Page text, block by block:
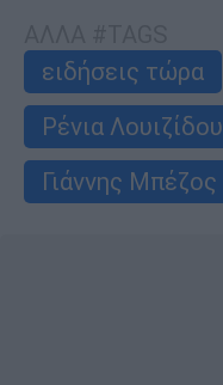
ειδήσεις τώρα
Ρένια Λουιζίδου
Γιάννης Μπέζος